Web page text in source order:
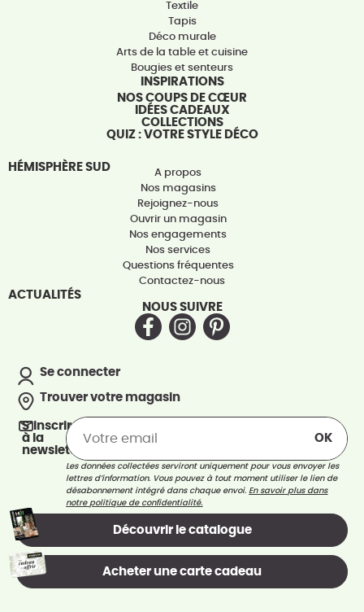
Textile
Tapis
Déco murale
Arts de la table et cuisine
Bougies et senteurs
INSPIRATIONS
NOS COUPS DE CŒUR
IDÉES CADEAUX
COLLECTIONS
QUIZ : VOTRE STYLE DÉCO
HÉMISPHÈRE SUD
A propos
Nos magasins
Rejoignez-nous
Ouvrir un magasin
Nos engagements
Nos services
Questions fréquentes
Contactez-nous
ACTUALITÉS
NOUS SUIVRE
Se connecter
Trouver votre magasin
S’inscrire
à la
newsletter
Les données collectées serviront uniquement pour vous envoyer les
lettres d’information. Vous pouvez à tout moment utiliser le lien de
désabonnement intégré dans chaque envoi.En savoir plus dans
notre politique de confidentialité.
Découvrir le catalogue
Acheter une carte cadeau